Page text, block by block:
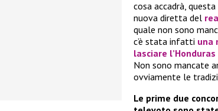
cosa accadrà,
nuova diretta del
quale non sono
c’è stata infatti una
lasciare
Non sono mancate
ovviamente le
Le prime due